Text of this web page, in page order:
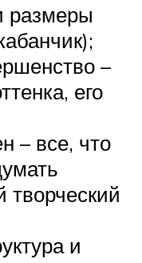
размеры
–
его
– все, что
и